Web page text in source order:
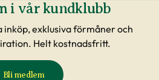
i vår kundklubb
inköp, exklusiva förmåner och
Helt kostnadsfritt.
Bli medlem